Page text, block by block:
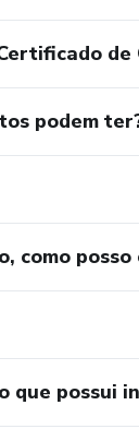
podem
como posso
que possui